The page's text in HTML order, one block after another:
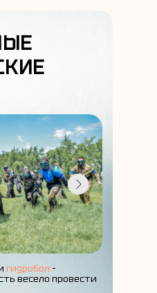
гидробол –
весело провести